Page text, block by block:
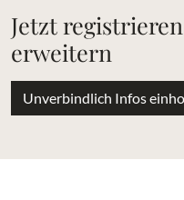
Jetzt
erweitern
Unverbindlich Infos